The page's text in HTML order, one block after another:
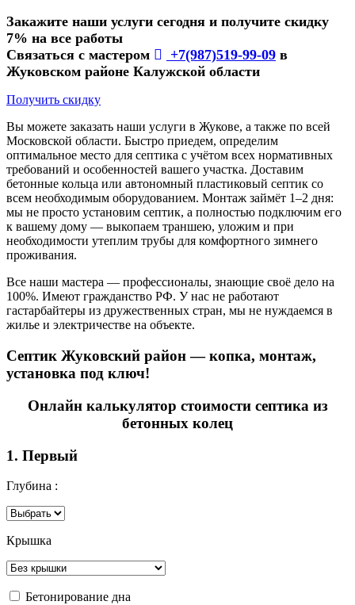
Закажите наши услуги сегодня и получите скидку
7% на все работы
Связаться с мастером
+7(987)519-99-09 в
Жуковском районе Калужской области
Получить скидку
Вы можете заказать наши услуги в Жукове, а также по всей
Московской области. Быстро приедем, определим
оптимальное место для септика с учётом всех нормативных
требований и особенностей вашего участка. Доставим
бетонные кольца или автономный пластиковый септик со
всем необходимым оборудованием. Монтаж займёт 1–2 дня:
мы не просто установим септик, а полностью подключим его
к вашему дому — выкопаем траншею, уложим и при
необходимости утеплим трубы для комфортного зимнего
проживания.
Все наши мастера — профессионалы, знающие своё дело на
100%. Имеют гражданство РФ. У нас не работают
гастарбайтеры из дружественных стран, мы не нуждаемся в
жилье и электричестве на объекте.
Септик Жуковский район — копка, монтаж,
установка под ключ!
Онлайн калькулятор стоимости септика из
бетонных колец
1. Первый
Глубина :
Крышка
Бетонирование дна